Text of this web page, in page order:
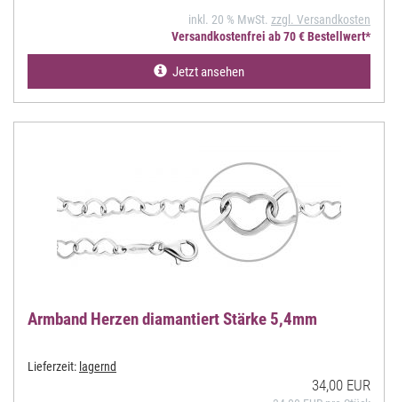
inkl. 20 % MwSt. zzgl. Versandkosten
Versandkostenfrei ab 70 € Bestellwert*
Jetzt ansehen
Armband Herzen diamantiert Stärke 5,4mm
Lieferzeit: lagernd
34,00 EUR